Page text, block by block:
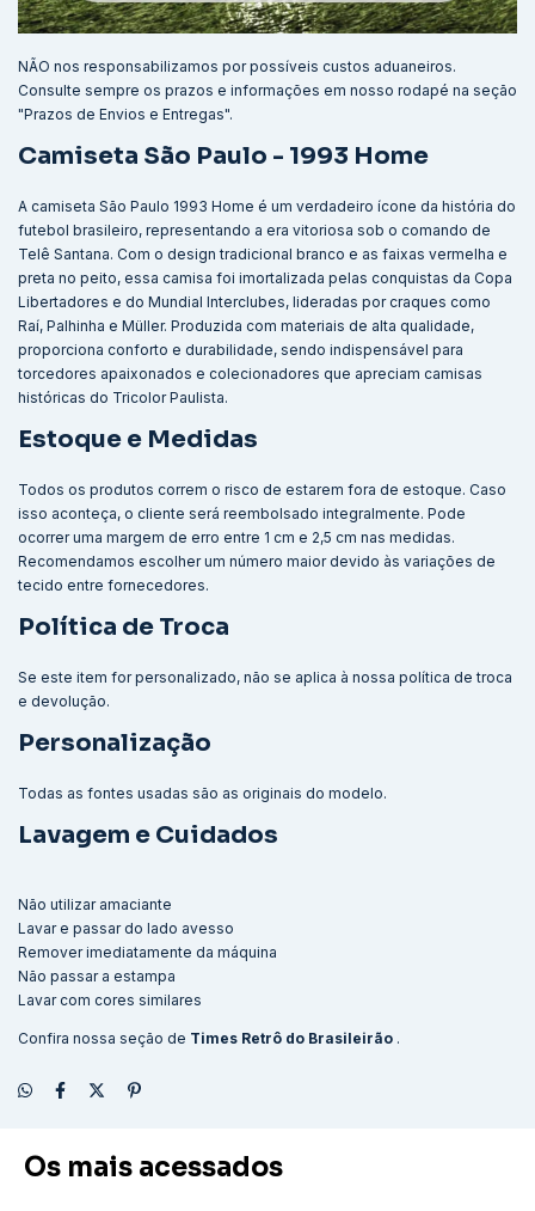
NÃO nos responsabilizamos por possíveis custos aduaneiros.
Consulte sempre os prazos e informações em nosso rodapé na seção
"Prazos de Envios e Entregas".
Camiseta São Paulo - 1993 Home
A camiseta São Paulo 1993 Home é um verdadeiro ícone da história do
futebol brasileiro, representando a era vitoriosa sob o comando de
Telê Santana. Com o design tradicional branco e as faixas vermelha e
preta no peito, essa camisa foi imortalizada pelas conquistas da Copa
Libertadores e do Mundial Interclubes, lideradas por craques como
Raí, Palhinha e Müller. Produzida com materiais de alta qualidade,
proporciona conforto e durabilidade, sendo indispensável para
torcedores apaixonados e colecionadores que apreciam camisas
históricas do Tricolor Paulista.
Estoque e Medidas
Todos os produtos correm o risco de estarem fora de estoque. Caso
isso aconteça, o cliente será reembolsado integralmente. Pode
ocorrer uma margem de erro entre 1 cm e 2,5 cm nas medidas.
Recomendamos escolher um número maior devido às variações de
tecido entre fornecedores.
Política de Troca
Se este item for personalizado, não se aplica à nossa política de troca
e devolução.
Personalização
Todas as fontes usadas são as originais do modelo.
Lavagem e Cuidados
Não utilizar amaciante
Lavar e passar do lado avesso
Remover imediatamente da máquina
Não passar a estampa
Lavar com cores similares
Confira nossa seção de Times Retrô do Brasileirão .
Os mais acessados